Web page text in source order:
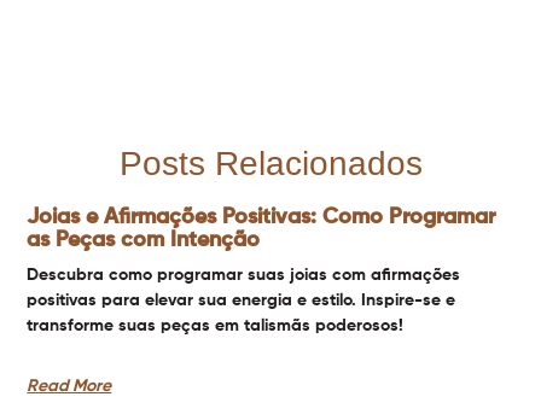
Posts Relacionados
Joias e Afirmações Positivas: Como Programar
as Peças com Intenção
Descubra como programar suas joias com afirmações
positivas para elevar sua energia e estilo. Inspire-se e
transforme suas peças em talismãs poderosos!
Read More